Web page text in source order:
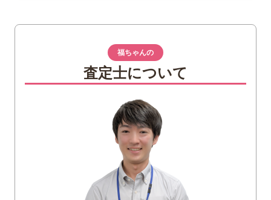
兌換性はある？
大正兌換銀行券の額面を紹介｜1円札の価値
大正兌換銀行券以外の兌換紙幣
日本銀行兌換銀券
福ちゃんの
査定士について